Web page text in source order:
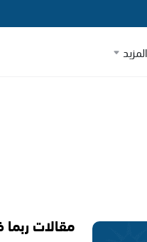
المزيد
مقالات ربما